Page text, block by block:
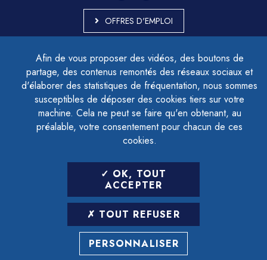
Afin de vous proposer des vidéos, des boutons de
partage, des contenus remontés des réseaux sociaux et
d'élaborer des statistiques de fréquentation, nous sommes
susceptibles de déposer des cookies tiers sur votre
machine. Cela ne peut se faire qu'en obtenant, au
préalable, votre consentement pour chacun de ces
cookies.
OK, TOUT
ACCEPTER
TOUT REFUSER
PERSONNALISER
OFFRES D'EMPLOI
ACCESSIBILITÉ - PARTIELLEMENT CONFORME
PLAN DU SITE
MENTIONS LÉGALES
CONTACTER LE DÉLÉGUÉ À LA PROTECTION DES DONNÉES
GESTION DES COOKIES
LETTRE D'INFORMATION
SAISIR VOTRE ADRESSE E-MAIL
POUR VOUS INSCRIRE :
ARCHIVES DÉSINSCRIPTION